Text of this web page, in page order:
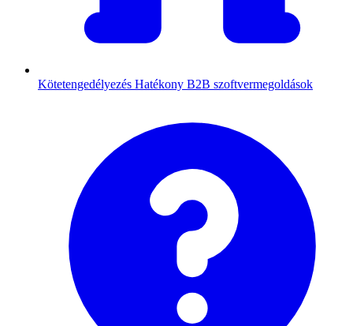
Kötetengedélyezés Hatékony B2B szoftvermegoldások